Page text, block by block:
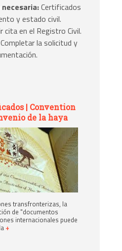
Certificados
y estado civil.
cita en el Registro Civil.
Completar la solicitud y
| Convention
de la haya
transfronterizas, la
de "documentos
internacionales puede
+